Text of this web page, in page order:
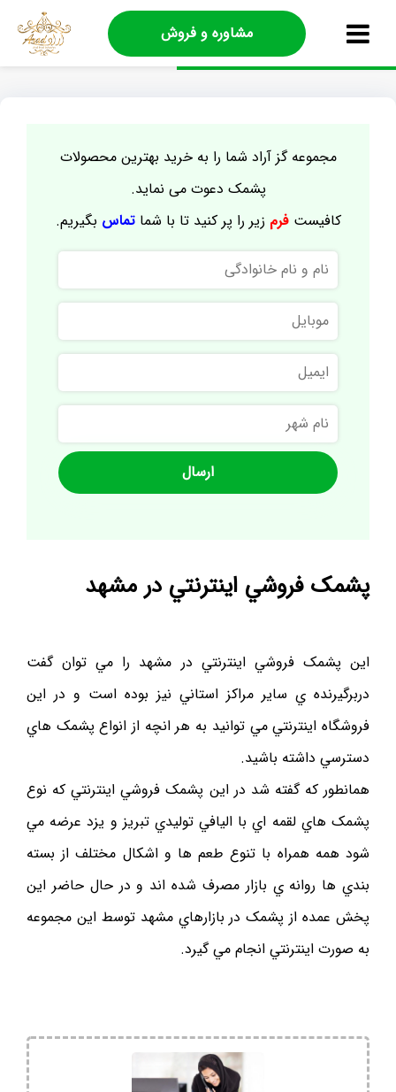
مشاوره و فروش
مجموعه گز آراد شما را به خرید بهترین محصولات
پشمک دعوت می نماید.
کافیستفرم زیر را پر کنید تا با شماتماس بگیریم.
نام
و
نام
خانوادگی
موبایل
ایمیل
نام
شهر
پشمک فروشي اينترنتي در مشهد
اين پشمک فروشي اينترنتي در مشهد را مي توان گفت
دربرگيرنده ي ساير مراکز استاني نيز بوده است و در اين
فروشگاه اينترنتي مي توانيد به هر انچه از انواع پشمک هاي
دسترسي داشته باشيد.
همانطور که گفته شد در اين پشمک فروشي اينترنتي که نوع
پشمک هاي لقمه اي با اليافي توليدي تبريز و يزد عرضه مي
شود همه همراه با تنوع طعم ها و اشکال مختلف از بسته
بندي ها روانه ي بازار مصرف شده اند و در حال حاضر اين
پخش عمده از پشمک در بازارهاي مشهد توسط اين مجموعه
به صورت اينترنتي انجام مي گيرد.